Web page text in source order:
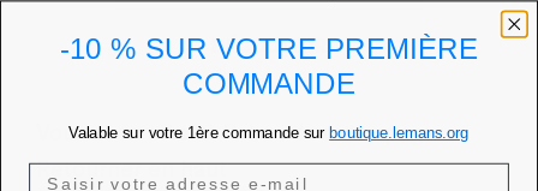
DÉCOUVRIR
Vous avez atteint le bas de cette page.
Retourner en haut
-10 % SUR VOTRE PREMIÈRE
COMMANDE
Valable sur votre 1ère commande sur boutique.lemans.org